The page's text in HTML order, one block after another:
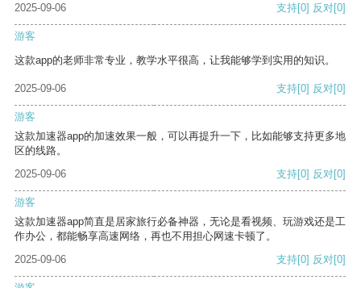
2025-09-06
支持[0] 反对[0]
游客
这款app的老师非常专业，教学水平很高，让我能够学到实用的知识。
2025-09-06 支持[0] 反对[0]
游客
这款加速器app的加速效果一般，可以再提升一下，比如能够支持更多地
区的线路。
2025-09-06
支持[0] 反对[0]
游客
这款加速器app简直是居家旅行必备神器，无论是看视频、玩游戏还是工
作办公，都能畅享高速网络，再也不用担心网速卡顿了。
2025-09-06
支持[0] 反对[0]